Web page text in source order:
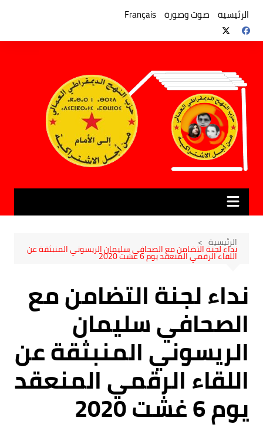
المحتوى
الرئيسية صوت وصورة Français
الرئيسية
نداء لجنة التضامن مع الصحافي سليمان الريسوني المنبثقة عن
اللقاء الرقمي المنعقد يوم 6 غشت 2020
نداء لجنة التضامن مع
الصحافي سليمان
الريسوني المنبثقة عن
اللقاء الرقمي المنعقد
يوم 6 غشت 2020